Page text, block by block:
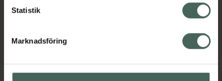
Statistik
Marknadsföring
datorn. Oavsett vem du är så är det vårt uppdrag att
hjälpa just dig att må lite bättre. Välkommen att prata